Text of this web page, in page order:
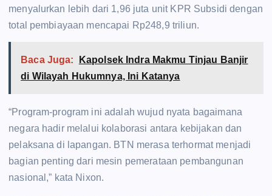
menyalurkan lebih dari 1,96 juta unit KPR Subsidi dengan
total pembiayaan mencapai Rp248,9 triliun.
Baca Juga:
Kapolsek Indra Makmu Tinjau Banjir
di Wilayah Hukumnya, Ini Katanya
“Program-program ini adalah wujud nyata bagaimana
negara hadir melalui kolaborasi antara kebijakan dan
pelaksana di lapangan. BTN merasa terhormat menjadi
bagian penting dari mesin pemerataan pembangunan
nasional,” kata Nixon.